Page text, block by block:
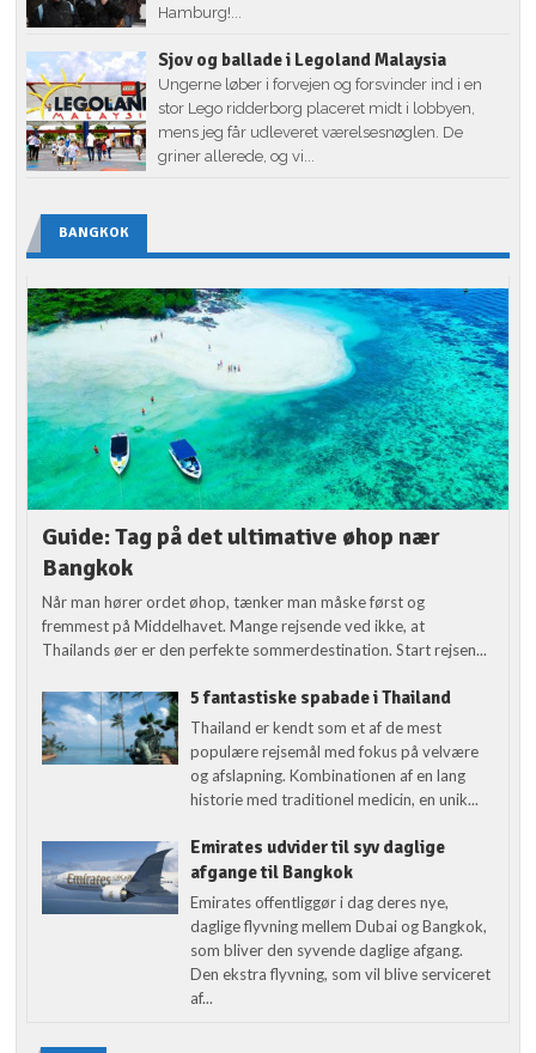
Hamburg!...
Sjov og ballade i Legoland Malaysia
Ungerne løber i forvejen og forsvinder ind i en
stor Lego ridderborg placeret midt i lobbyen,
mens jeg får udleveret værelsesnøglen. De
griner allerede, og vi...
BANGKOK
Guide: Tag på det ultimative øhop nær
Bangkok
Når man hører ordet øhop, tænker man måske først og
fremmest på Middelhavet. Mange rejsende ved ikke, at
Thailands øer er den perfekte sommerdestination. Start rejsen...
5 fantastiske spabade i Thailand
Thailand er kendt som et af de mest
populære rejsemål med fokus på velvære
og afslapning. Kombinationen af en lang
historie med traditionel medicin, en unik...
Emirates udvider til syv daglige
afgange til Bangkok
Emirates offentliggør i dag deres nye,
daglige flyvning mellem Dubai og Bangkok,
som bliver den syvende daglige afgang.
Den ekstra flyvning, som vil blive serviceret
af...